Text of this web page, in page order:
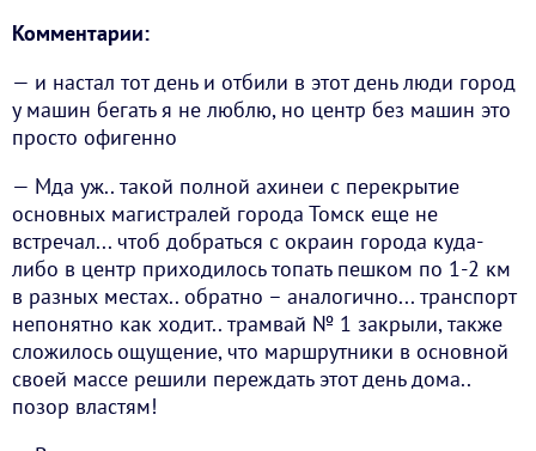
Комментарии:
— и настал тот день и отбили в этот день люди город
у машин бегать я не люблю, но центр без машин это
просто офигенно
— Мда уж.. такой полной ахинеи с перекрытие
основных магистралей города Томск еще не
встречал... чтоб добраться с окраин города куда-
либо в центр приходилось топать пешком по 1-2 км
в разных местах.. обратно – аналогично... транспорт
непонятно как ходит.. трамвай № 1 закрыли, также
сложилось ощущение, что маршрутники в основной
своей массе решили переждать этот день дома..
позор властям!